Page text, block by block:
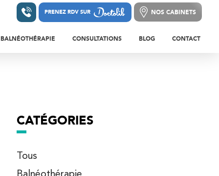
PRENEZ RDV SUR
NOS CABINETS
ET BLESSURES DE LA CHEVILLE ET
DU BRAS, DU COUDE ET DE
BALNÉOTHÉRAPIE CONSULTATIONS
ORTHOPÉDIQUE
BLOG CONTACT
CATÉGORIES
Tous
Balnéothérapie